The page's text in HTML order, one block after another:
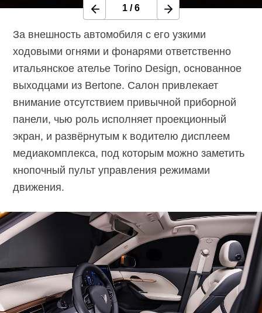
1 /6
За внешность автомобиля с его узкими
ходовыми огнями и фонарями ответственно
итальянское ателье Torino Design, основанное
выходцами из Bertone. Салон привлекает
внимание отсутствием привычной приборной
панели, чью роль исполняет проекционный
экран, и развёрнутым к водителю дисплеем
медиакомплекса, под которым можно заметить
кнопочный пульт управления режимами
движения.